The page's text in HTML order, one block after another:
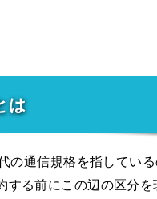
は
の通信規格を指してい
る前にこの辺の区分